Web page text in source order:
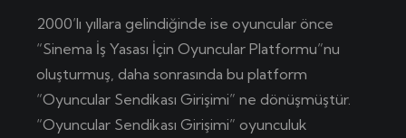
2000’lı yıllara gelindiğinde ise oyuncular önce
“Sinema İş Yasası İçin Oyuncular Platformu”nu
oluşturmuş, daha sonrasında bu platform
“Oyuncular Sendikası Girişimi” ne dönüşmüştür.
“Oyuncular Sendikası Girişimi” oyunculuk